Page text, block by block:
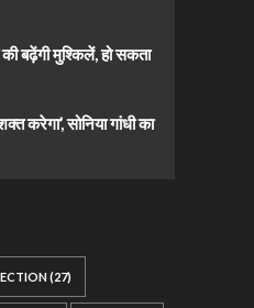
बढ़ेंगी मुश्किलें, हो सकता
करेगा’, सोनिया गांधी का
(27)